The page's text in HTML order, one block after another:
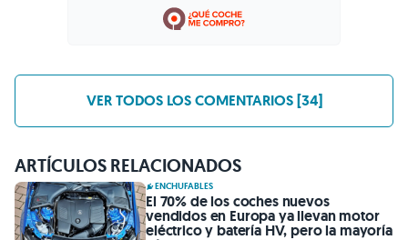
VER TODOS LOS COMENTARIOS [34]
ARTÍCULOS RELACIONADOS
ENCHUFABLES
El 70% de los coches nuevos
vendidos en Europa ya llevan motor
eléctrico y batería HV, pero la mayoría